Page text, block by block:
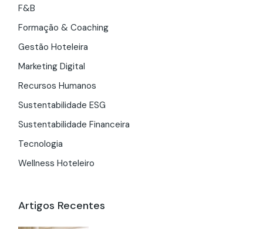
F&B
Formação & Coaching
Gestão Hoteleira
Marketing Digital
Recursos Humanos
Sustentabilidade ESG
Sustentabilidade Financeira
Tecnologia
Wellness Hoteleiro
Artigos Recentes